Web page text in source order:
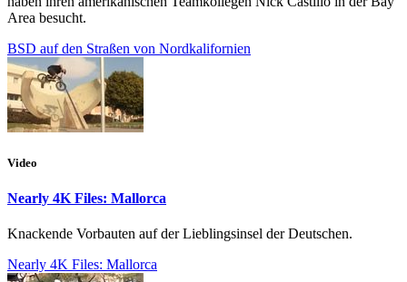
Area besucht.
BSD auf den Straßen von Nordkalifornien
Video
Nearly 4K Files: Mallorca
Knackende Vorbauten auf der Lieblingsinsel der Deutschen.
Nearly 4K Files: Mallorca